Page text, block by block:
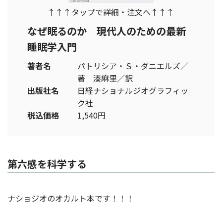
↑↑↑タップで詳細・注文へ↑↑↑
なぜ眠るのか 現代人のための最新
睡眠学入門
著者名
パトリシア・Ｓ・ダニエルズ／
著 湊麻里／訳
出版社名
日経ナショナルジオグラフィッ
ク社
税込価格
1,540円
第六感を科学する
ナショジオのオカルト本です！！！